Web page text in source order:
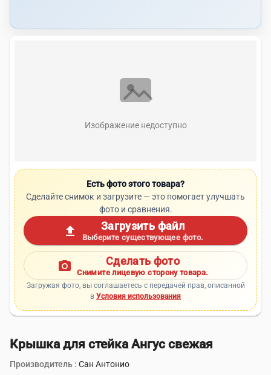
Изображение недоступно
Есть фото этого товара?
Сделайте снимок и загрузите — это помогает улучшать
фото и сравнения.
upload Загрузить файл
Выберите существующее фото.
photo_camera Сделать фото
Снимите лицевую сторону товара.
Загружая фото, вы соглашаетесь с передачей прав, описанной
в Условия использования
Крышка для стейка Ангус свежая
Производитель : Сан Антонио